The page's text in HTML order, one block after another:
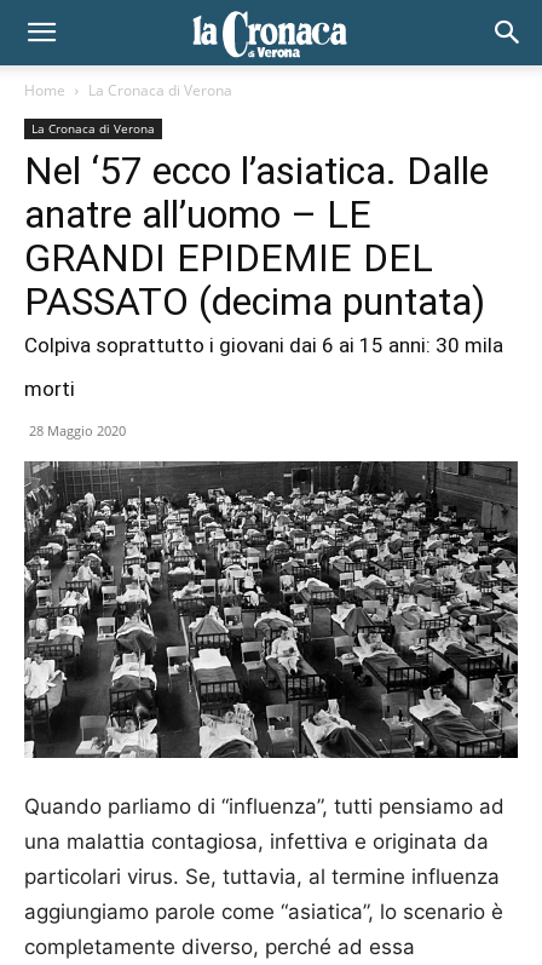
Home La Cronaca di Verona
La Cronaca di Verona
Nel ‘57 ecco l’asiatica. Dalle
anatre all’uomo – LE
GRANDI EPIDEMIE DEL
PASSATO (decima puntata)
Colpiva soprattutto i giovani dai 6 ai 15 anni: 30 mila
morti
28 Maggio 2020
Quando parliamo di “influenza”, tutti pensiamo ad
una malattia contagiosa, infettiva e originata da
particolari virus. Se, tuttavia, al termine influenza
aggiungiamo parole come “asiatica”, lo scenario è
completamente diverso, perché ad essa